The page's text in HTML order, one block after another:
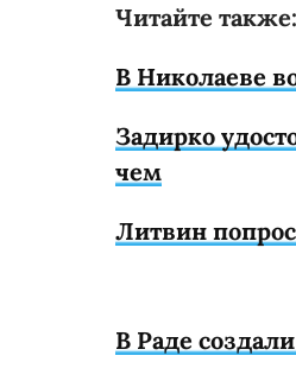
Читайте также:
В Николаеве
Задирко
чем
Литвин
В Раде